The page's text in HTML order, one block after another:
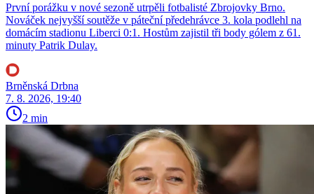
První porážku v nové sezoně utrpěli fotbalisté Zbrojovky Brno.
Nováček nejvyšší soutěže v páteční předehrávce 3. kola podlehl na
domácím stadionu Liberci 0:1. Hostům zajistil tři body gólem z 61.
minuty Patrik Dulay.
Brněnská Drbna
7. 8. 2026, 19:40
2 min